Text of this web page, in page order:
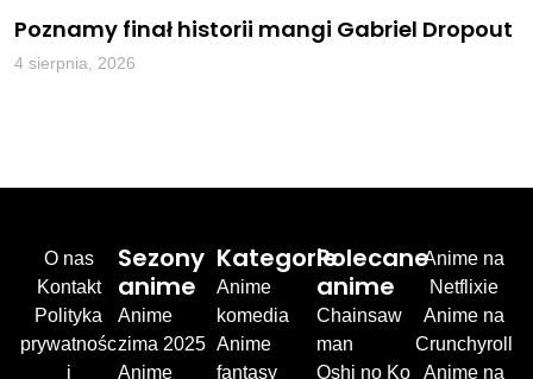
Poznamy finał historii mangi Gabriel Dropout
4 sierpnia, 2026
O nas
Kontakt
Polityka
prywatnośc
i
Sezony
anime
Anime
zima 2025
Anime
Kategorie
Anime
komedia
Anime
fantasy
Polecane
anime
Chainsaw
man
Oshi no Ko
Anime na
Netflixie
Anime na
Crunchyroll
Anime na